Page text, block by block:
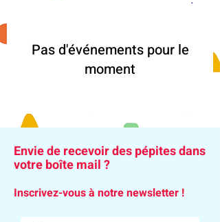
Pas d'événements pour le
moment
Envie de recevoir des pépites dans
votre boîte mail ?
Inscrivez-vous à notre newsletter !